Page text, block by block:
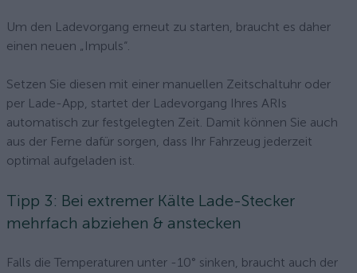
Um den Ladevorgang erneut zu starten, braucht es daher
einen neuen „Impuls“.
Setzen Sie diesen mit einer manuellen Zeitschaltuhr oder
per Lade-App, startet der Ladevorgang Ihres ARIs
automatisch zur festgelegten Zeit. Damit können Sie auch
aus der Ferne dafür sorgen, dass Ihr Fahrzeug jederzeit
optimal aufgeladen ist.
Tipp 3: Bei extremer Kälte Lade-Stecker
mehrfach abziehen & anstecken
Falls die Temperaturen unter -10° sinken, braucht auch der